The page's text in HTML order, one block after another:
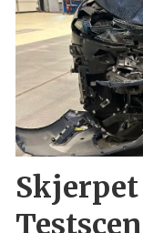
Skjerpet